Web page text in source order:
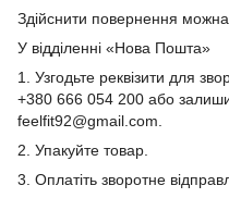
Здійснити повернення
У відділенні «Нова Пошта»
1. Узгодьте реквізити для
+380 666 054 200 або
feelfit92@gmail.com.
2. Упакуйте товар.
3. Оплатіть зворотне